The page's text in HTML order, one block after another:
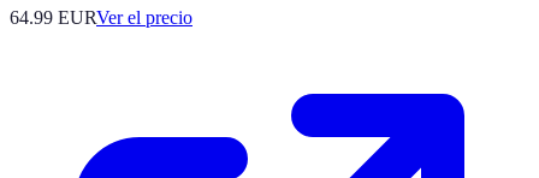
64.99 EURVer el precio